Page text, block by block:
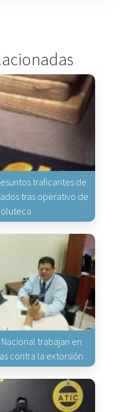
traficantes de
tras operativo de
trabajan en
contra la extorsión